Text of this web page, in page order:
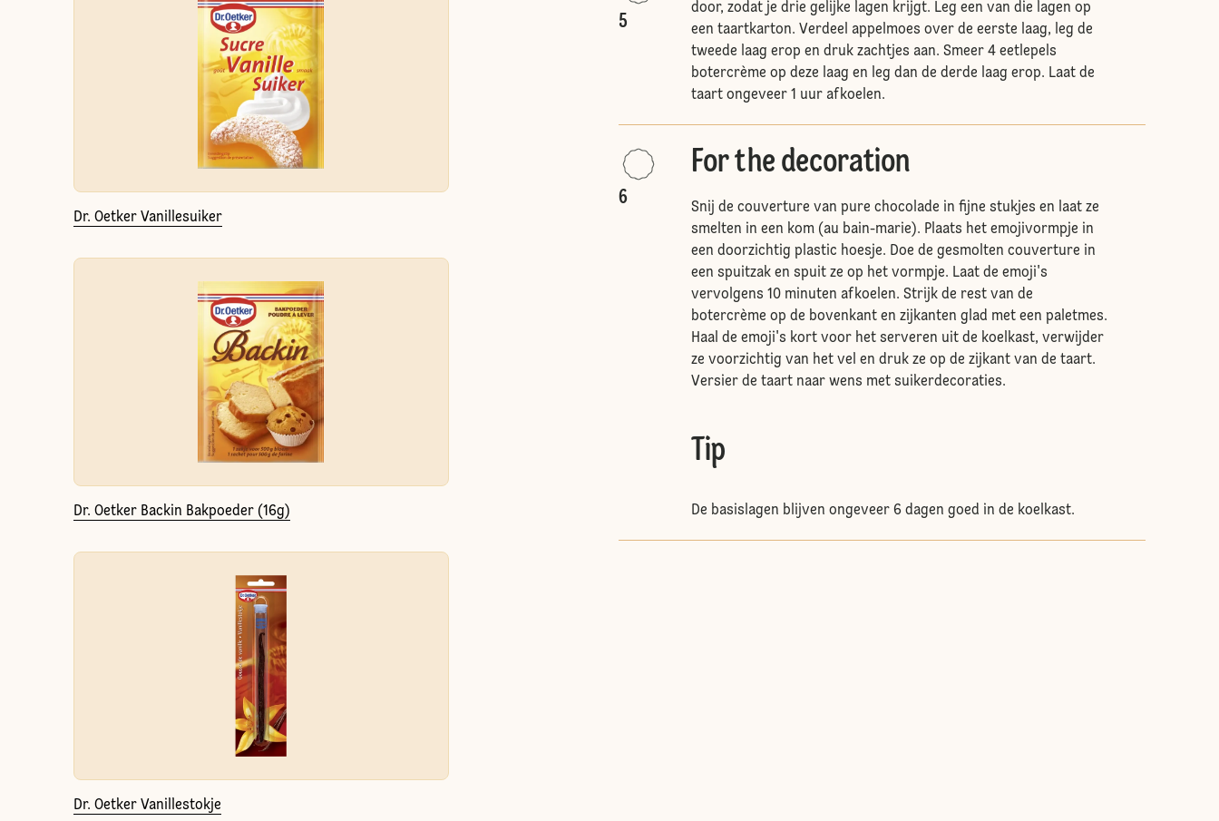
Dr. Oetker Vanillesuiker
Dr. Oetker Backin Bakpoeder (16g)
Dr. Oetker Vanillestokje
5
door, zodat je drie gelijke lagen krijgt. Leg een van die lagen op
een taartkarton. Verdeel appelmoes over de eerste laag, leg de
tweede laag erop en druk zachtjes aan. Smeer 4 eetlepels
botercrème op deze laag en leg dan de derde laag erop. Laat de
taart ongeveer 1 uur afkoelen.
6
For the decoration
Snij de couverture van pure chocolade in fijne stukjes en laat ze
smelten in een kom (au bain-marie). Plaats het emojivormpje in
een doorzichtig plastic hoesje. Doe de gesmolten couverture in
een spuitzak en spuit ze op het vormpje. Laat de emoji's
vervolgens 10 minuten afkoelen. Strijk de rest van de
botercrème op de bovenkant en zijkanten glad met een paletmes.
Haal de emoji's kort voor het serveren uit de koelkast, verwijder
ze voorzichtig van het vel en druk ze op de zijkant van de taart.
Versier de taart naar wens met suikerdecoraties.
Tip
De basislagen blijven ongeveer 6 dagen goed in de koelkast.